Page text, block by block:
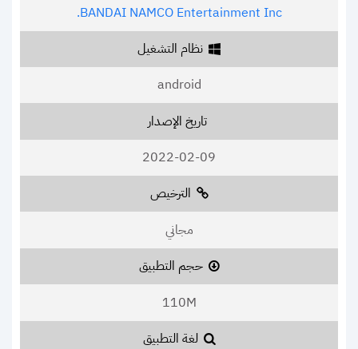
BANDAI NAMCO Entertainment Inc.
نظام التشغيل
android
تاريخ الإصدار
2022-02-09
الترخيص
مجاني
حجم التطبيق
110M
لغة التطبيق